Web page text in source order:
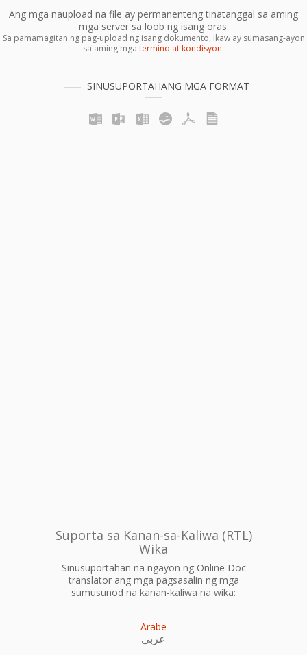
Ang mga naupload na file ay permanenteng tinatanggal sa aming
mga server sa loob ng isang oras.
Sa pamamagitan ng pag-upload ng isang dokumento, ikaw ay sumasang-ayon
sa aming mga termino at kondisyon.
SINUSUPORTAHANG MGA FORMAT
Suporta sa Kanan-sa-Kaliwa (RTL)
Wika
Sinusuportahan na ngayon ng Online Doc
translator ang mga pagsasalin ng mga
sumusunod na kanan-kaliwa na wika:
Arabe
عربى